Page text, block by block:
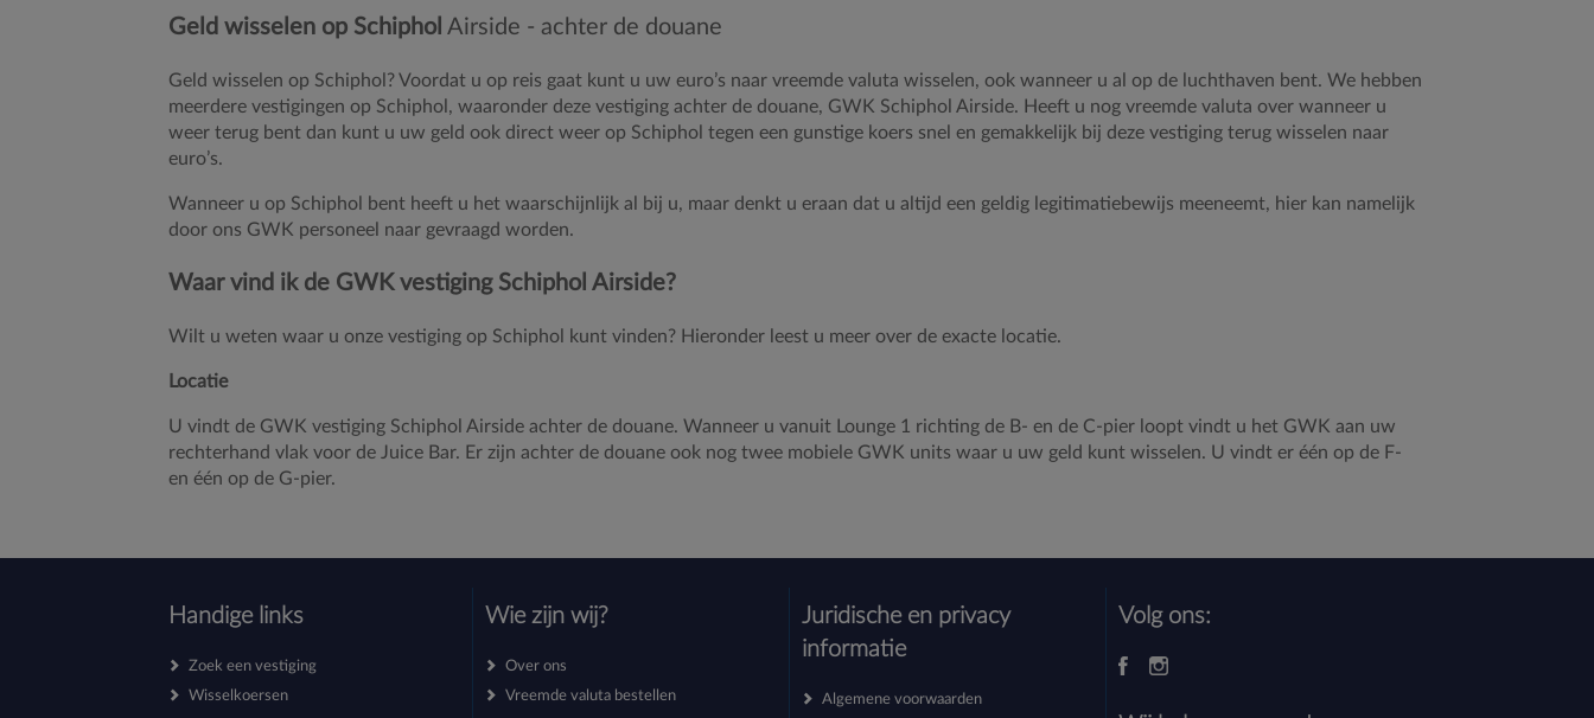
Geld wisselen op Schiphol Airside - achter de douane
Geld wisselen op Schiphol? Voordat u op reis gaat kunt u uw euro’s naar vreemde valuta wisselen, ook wanneer u al op de luchthaven bent. We hebben
meerdere vestigingen op Schiphol, waaronder deze vestiging achter de douane, GWK Schiphol Airside. Heeft u nog vreemde valuta over wanneer u
weer terug bent dan kunt u uw geld ook direct weer op Schiphol tegen een gunstige koers snel en gemakkelijk bij deze vestiging terug wisselen naar
euro’s.
Wanneer u op Schiphol bent heeft u het waarschijnlijk al bij u, maar denkt u eraan dat u altijd een geldig legitimatiebewijs meeneemt, hier kan namelijk
door ons GWK personeel naar gevraagd worden.
Waar vind ik de GWK vestiging Schiphol Airside?
Wilt u weten waar u onze vestiging op Schiphol kunt vinden? Hieronder leest u meer over de exacte locatie.
Locatie
U vindt de GWK vestiging Schiphol Airside achter de douane. Wanneer u vanuit Lounge 1 richting de B- en de C-pier loopt vindt u het GWK aan uw
rechterhand vlak voor de Juice Bar. Er zijn achter de douane ook nog twee mobiele GWK units waar u uw geld kunt wisselen. U vindt er één op de F-
en één op de G-pier.
Handige links
Zoek een vestiging
Wisselkoersen
Wie zijn wij?
Over ons
Vreemde valuta bestellen
Juridische en privacy
informatie
Algemene voorwaarden
Volg ons: